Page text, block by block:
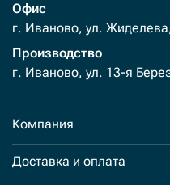
Офис
г. Иваново, ул.
Производство
г. Иваново, ул. 13-я
Компания
Доставка и оплата